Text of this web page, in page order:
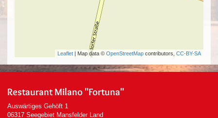
Leaflet | Map data © OpenStreetMap contributors, CC-BY-SA
Restaurant Milano "Fortuna"
Auswärtiges Gehöft 1
06317 Seegebiet Mansfelder Land